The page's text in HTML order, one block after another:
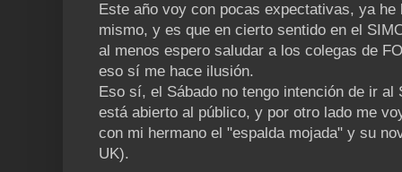
Este año voy con pocas expectativas, ya
mismo, y es que en cierto sentido en el
al menos espero saludar a los colegas de
eso sí me hace ilusión.
Eso sí, el Sábado no tengo intención de ir al
está abierto al público, y por otro lado me
con mi hermano el "espalda mojada" y su
UK).